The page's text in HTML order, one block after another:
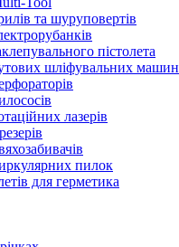
та шуруповертів
пістолета
шліфувальних машин
лазерів
пилок
для герметика